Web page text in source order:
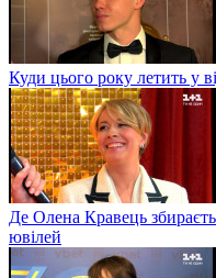
Куди цього року летить у
Де Олена Кравець
ювілей